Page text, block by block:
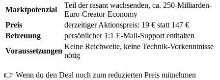
Marktpotenzial
Teil der rasant wachsenden, ca. 250-Milliarden-
Euro-Creator-Economy
Preis
derzeitiger Aktionspreis: 19 € statt 147 €
Betreuung
persönlicher 1:1 E-Mail-Support enthalten
Voraussetzungen
Keine Reichweite, keine Technik-Vorkenntnisse
nötig
👉 Wenn du den Deal noch zum reduzierten Preis mitnehmen